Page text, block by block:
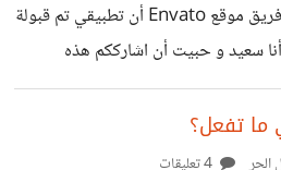
فرصته في البقاء اقوي، و اقصد بالبقاء
اليوم جاءني إيميل من فريق موقع Envato أن تطبيقي تم قبولة
سعيد و حبيت أن اشارككم هذه
الفرحة. لو أحدكم يعرف منصة Envato، سوف يعرف انها منصة
لذلك أنا كنت خائف أن يتم
رحلة طويلة من التعب، لكن اليوم
تفعل؟
الحر